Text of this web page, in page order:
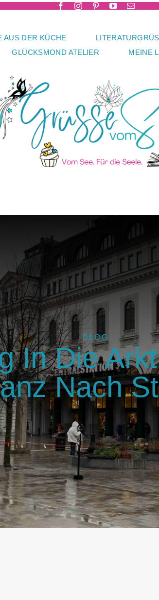
AUS DER KÜCHE
GLÜCKSMOND ATELIER MEINE
BLOG
In Die
Nach